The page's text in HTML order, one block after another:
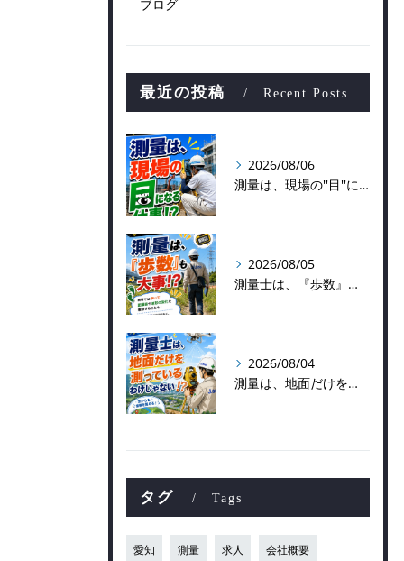
ブログ
最近の投稿 Recent Posts
2026/08/06
測量は、現場の''目''になる仕事！？
2026/08/05
測量士は、『歩数』も大事！？
2026/08/04
測量は、地面だけを測っているわけじゃない！？👷📡
タグ Tags
愛知 測量 求人 会社概要